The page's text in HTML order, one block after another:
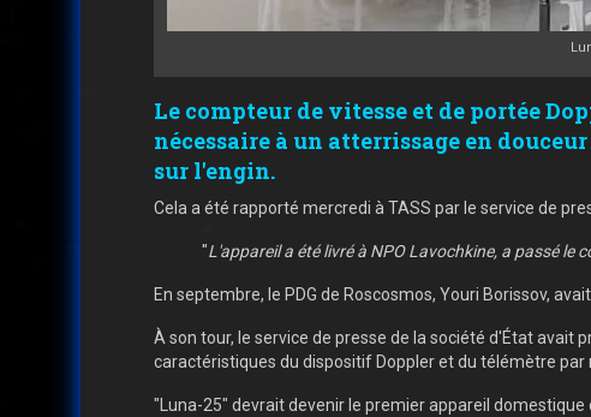
Le compteur de vitesse et de portée
nécessaire à un atterrissage en
sur l'engin.
Cela a été rapporté mercredi à TASS par le service de
"L'appareil a été livré à NPO Lavochkine, a passé le
En septembre, le PDG de Roscosmos, Youri Borissov,
À son tour, le service de presse de la société d'État
caractéristiques du dispositif Doppler et du télémètre
"Luna-25" devrait devenir le premier appareil